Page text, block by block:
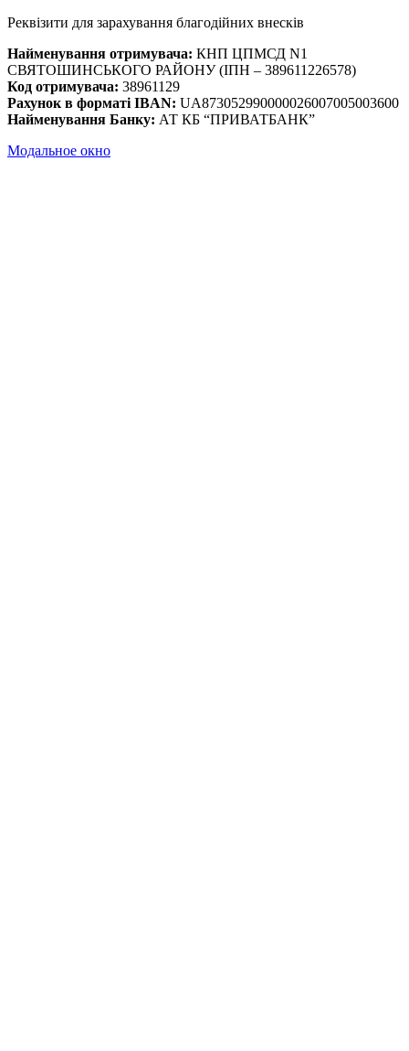
Реквізити для зарахування благодійних внесків
Найменування отримувача: КНП ЦПМСД N1
СВЯТОШИНСЬКОГО РАЙОНУ (ІПН – 389611226578)
Код отримувача: 38961129
Рахунок в форматі IBAN: UA873052990000026007005003600
Найменування Банку: АТ КБ “ПРИВАТБАНК”
Модальное окно